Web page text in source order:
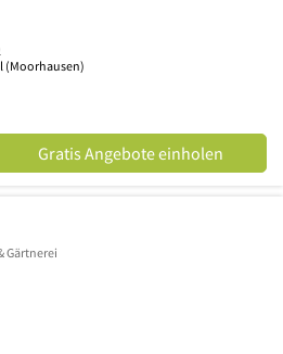
(Moorhausen)
Gratis Angebote einholen
Gärtnerei